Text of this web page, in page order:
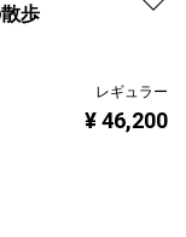
歩
レギュラー
¥ 46,200